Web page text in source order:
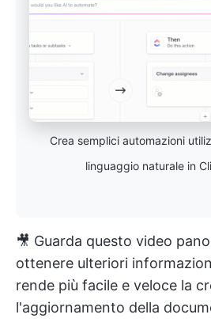
Crea semplici automazioni
linguaggio naturale in
🎥 Guarda questo video
ottenere ulteriori
rende più facile e veloce la
l'aggiornamento della